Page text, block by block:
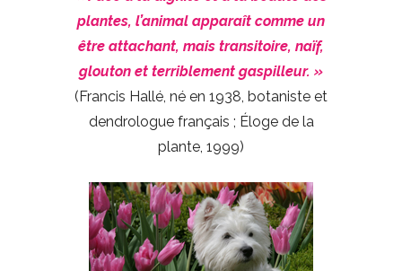
plantes, l’animal apparaît comme un
être attachant, mais transitoire, naïf,
glouton et terriblement gaspilleur. »
(Francis Hallé, né en 1938, botaniste et
dendrologue français ; Éloge de la
plante, 1999)